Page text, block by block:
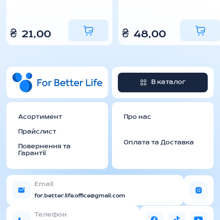
21,00
₴ 48,00
₴
В каталог
Асортимент
Прайслист
Повернення та
Гарантії
Про нас
Оплата та Доставка
Email
for.better.life.office@gmail.com
Телефон